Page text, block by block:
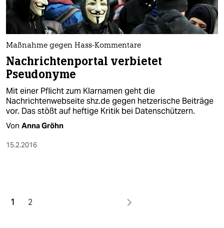
Maßnahme gegen Hass-Kommentare
Nachrichtenportal verbietet
Pseudonyme
Mit einer Pflicht zum Klarnamen geht die
Nachrichtenwebseite shz.de gegen hetzerische Beiträge
vor. Das stößt auf heftige Kritik bei Datenschützern.
Von Anna Gröhn
15.2.2016
1 2